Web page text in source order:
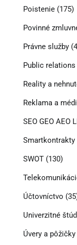
Poistenie(175)
Povinné
Právne služby
Public relations
Reality a
Reklama a
SEO GEO AEO
Smartkontrakty
SWOT(130)
Účtovníctvo
Univerzitné
Úvery a pôžičky